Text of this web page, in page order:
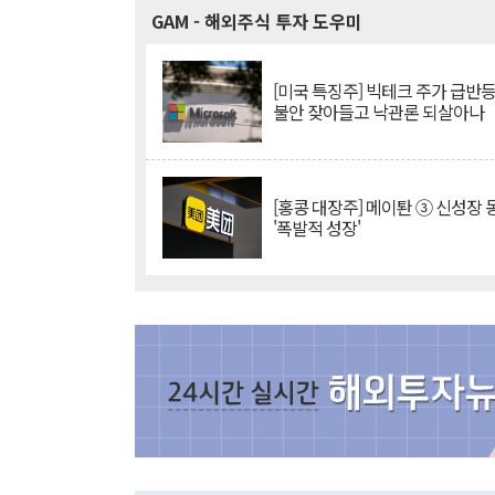
GAM - 해외주식 투자 도우미
[미국 특징주] 빅테크 주가 급반
불안 잦아들고 낙관론 되살아나
[홍콩 대장주] 메이퇀 ③ 신성장
'폭발적 성장'